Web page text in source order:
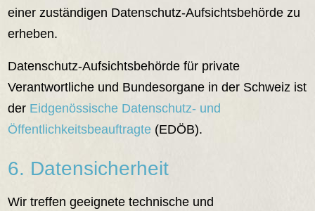
einer zuständigen Datenschutz-Aufsichtsbehörde zu
erheben.
Datenschutz-Aufsichtsbehörde für private
Verantwortliche und Bundesorgane in der Schweiz ist
der Eidgenössische Datenschutz- und
Öffentlichkeitsbeauftragte (EDÖB).
6. Datensicherheit
Wir treffen geeignete technische und